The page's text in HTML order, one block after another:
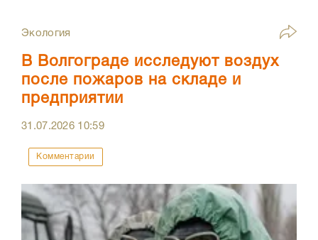
Экология
В Волгограде исследуют воздух
после пожаров на складе и
предприятии
31.07.2026 10:59
Комментарии